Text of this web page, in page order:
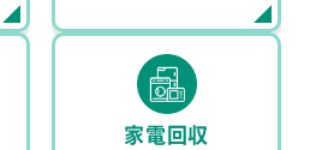
家電回収